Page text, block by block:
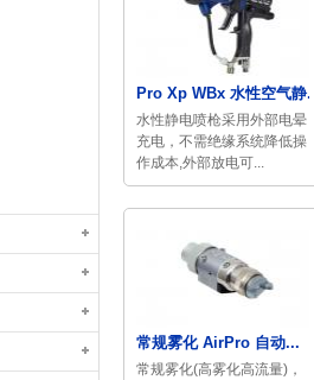
Pro Xp WBx 水性空气静...
水性静电喷枪采用外部电晕
充电，不需绝缘系统降低操
作成本,外部放电可...
常规雾化 AirPro 自动...
常规雾化(高雾化高流量)，